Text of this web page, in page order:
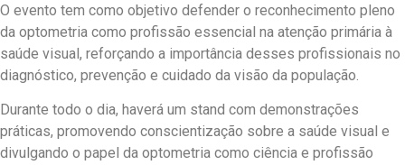
O evento tem como objetivo defender o reconhecimento pleno
da optometria como profissão essencial na atenção primária à
saúde visual, reforçando a importância desses profissionais no
diagnóstico, prevenção e cuidado da visão da população.
Durante todo o dia, haverá um stand com demonstrações
práticas, promovendo conscientização sobre a saúde visual e
divulgando o papel da optometria como ciência e profissão